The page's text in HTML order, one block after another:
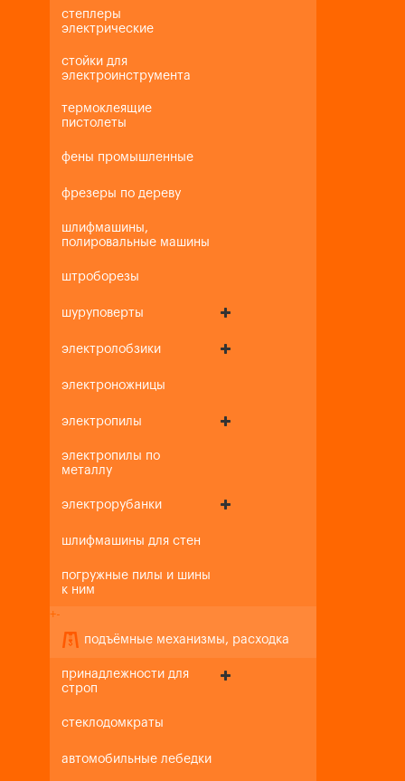
степлеры
электрические
стойки для
электроинструмента
термоклеящие
пистолеты
фены промышленные
фрезеры по дереву
шлифмашины,
полировальные машины
штроборезы
шуруповерты
электролобзики
электроножницы
электропилы
электропилы по
металлу
электрорубанки
шлифмашины для стен
погружные пилы и шины
к ним
+-
подъёмные механизмы, расходка
принадлежности для
строп
стеклодомкраты
автомобильные лебедки